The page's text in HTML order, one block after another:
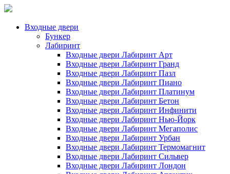
Входные двери
Бункер
Лабиринт
Входные двери Лабиринт Арт
Входные двери Лабиринт Гранд
Входные двери Лабиринт Пазл
Входные двери Лабиринт Пиано
Входные двери Лабиринт Платинум
Входные двери Лабиринт Бетон
Входные двери Лабиринт Инфинити
Входные двери Лабиринт Нью-Йорк
Входные двери Лабиринт Мегаполис
Входные двери Лабиринт Урбан
Входные двери Лабиринт Термомагнит
Входные двери Лабиринт Сильвер
Входные двери Лабиринт Лондон